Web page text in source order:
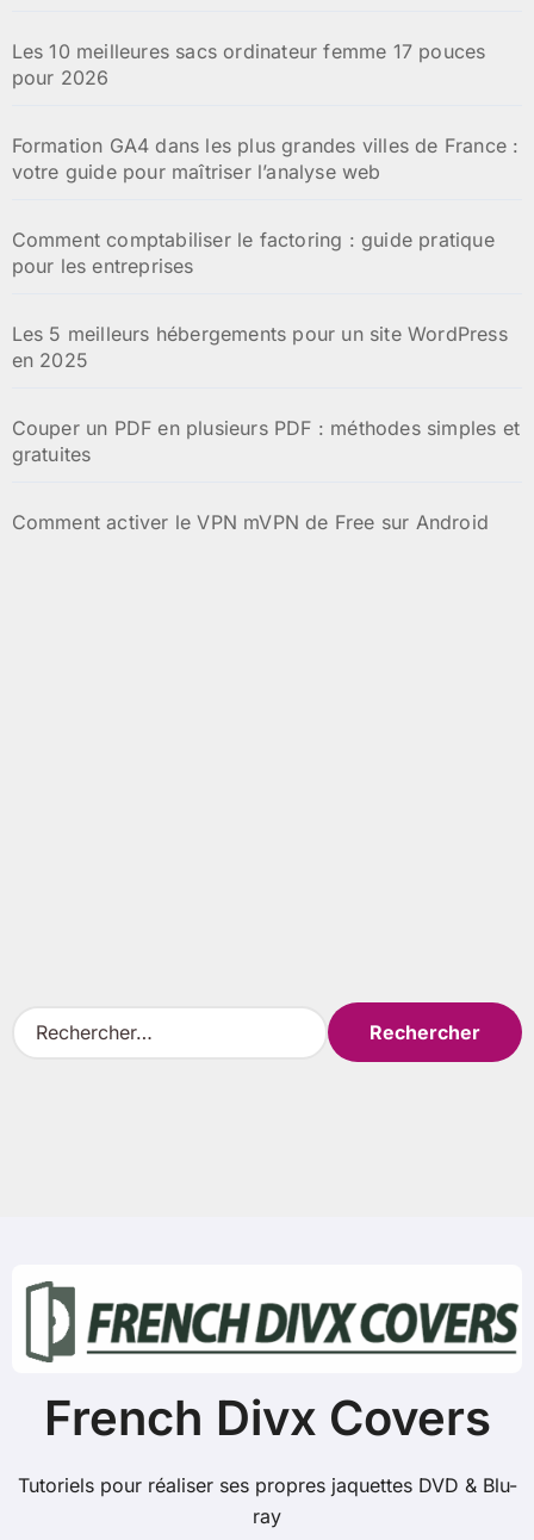
Les 10 meilleures sacs ordinateur femme 17 pouces
pour 2026
Formation GA4 dans les plus grandes villes de France :
votre guide pour maîtriser l’analyse web
Comment comptabiliser le factoring : guide pratique
pour les entreprises
Les 5 meilleurs hébergements pour un site WordPress
en 2025
Couper un PDF en plusieurs PDF : méthodes simples et
gratuites
Comment activer le VPN mVPN de Free sur Android
R
e
French Divx Covers
Tutoriels pour réaliser ses propres jaquettes DVD & Blu-
ray